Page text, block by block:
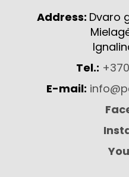
Address: Dvaro
Tel.:
E-mail: